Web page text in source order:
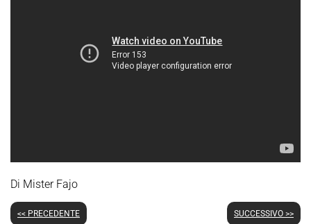
Di Mister Fajo
<< PRECEDENTE SUCCESSIVO >>